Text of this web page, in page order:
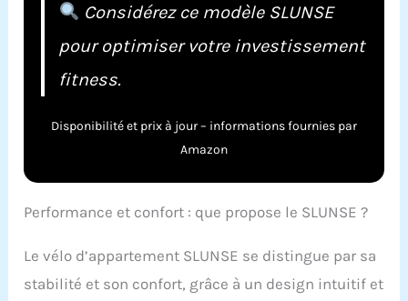
Considérez ce modèle SLUNSE
pour optimiser votre investissement
fitness.
Disponibilité et prix à jour – informations fournies par
Amazon
Performance et confort : que propose le SLUNSE ?
Le vélo d’appartement SLUNSE se distingue par sa
stabilité et son confort, grâce à un design intuitif et